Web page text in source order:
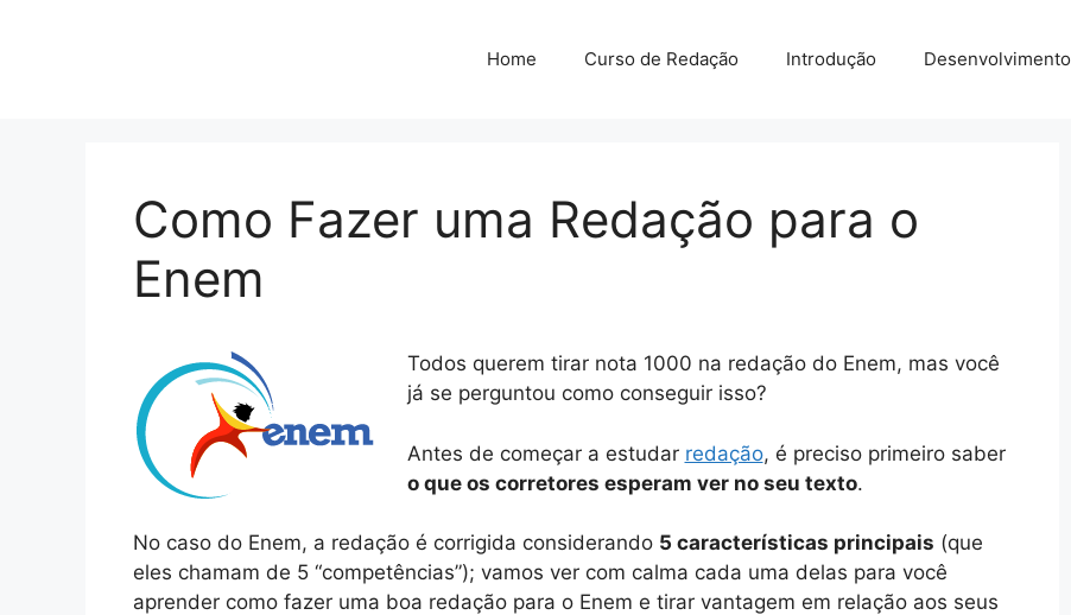
Home Curso de Redação Introdução Desenvolvimento
Como Fazer uma Redação para o
Enem
Todos querem tirar nota 1000 na redação do Enem, mas você
já se perguntou como conseguir isso?
Antes de começar a estudar redação, é preciso primeiro saber
o que os corretores esperam ver no seu texto.
No caso do Enem, a redação é corrigida considerando 5 características principais (que
eles chamam de 5 “competências”); vamos ver com calma cada uma delas para você
aprender como fazer uma boa redação para o Enem e tirar vantagem em relação aos seus